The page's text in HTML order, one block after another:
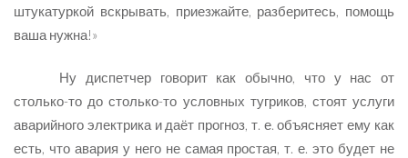
штукатуркой вскрывать, приезжайте, разберитесь, помощь
ваша нужна!»
Ну диспетчер говорит как обычно, что у нас от
столько-то до столько-то условных тугриков, стоят услуги
аварийного электрика и даёт прогноз, т. е. объясняет ему как
есть, что авария у него не самая простая, т. е. это будет не